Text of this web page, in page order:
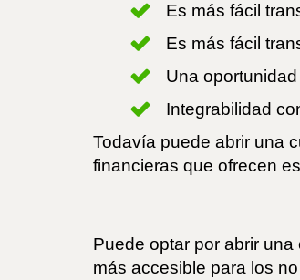
Es más fácil
Es más fácil
Una
Integrabilidad
Todavía puede abrir una
financieras que ofrecen
Puede optar por abrir
más accesible para los